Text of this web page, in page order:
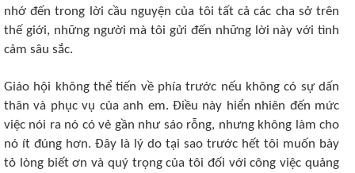
nhớ đến trong lời cầu nguyện của tôi tất cả các cha sở trên
thế giới, những người mà tôi gửi đến những lời này với tình
cảm sâu sắc.
Giáo hội không thể tiến về phía trước nếu không có sự dấn
thân và phục vụ của anh em. Điều này hiển nhiên đến mức
việc nói ra nó có vẻ gần như sáo rỗng, nhưng không làm cho
nó ít đúng hơn. Đây là lý do tại sao trước hết tôi muốn bày
tỏ lòng biết ơn và quý trọng của tôi đối với công việc quảng